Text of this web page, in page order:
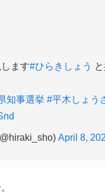
ます#ひらきしょう
知事選挙 #平木しょう
April 8,